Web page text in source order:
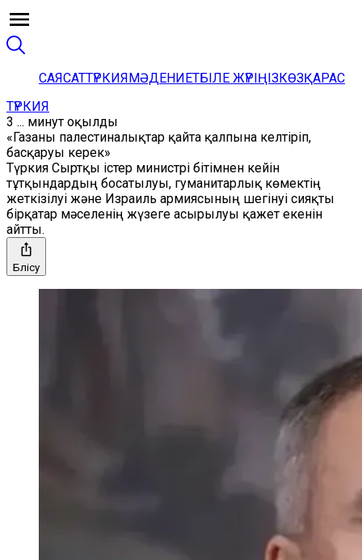
САЯСАТТҮРКИЯМӘДЕНИЕТБІЛЕ ЖҮРІҢІЗКӨЗҚАРАС
ТҮРКИЯ
3 ... минут оқылды
«Газаны палестиналықтар қайта қалпына келтіріп,
басқаруы керек»
Түркия Сыртқы істер министрі бітімнен кейін
тұтқындардың босатылуы, гуманитарлық көмектің
жеткізілуі және Израиль армиясының шегінуі сияқты
бірқатар мәселенің жүзеге асырылуы қажет екенін
айтты.
Бөлісу